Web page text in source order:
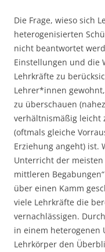
Die Frage, wieso sich
heterogenisierten
nicht beantwortet
Einstellungen und die
Lehrkräfte zu
Lehrer*innen
zu überschauen
verhältnismäßig leicht
(oftmals gleiche
Erziehung angeht) ist.
Unterricht der
mittleren
über einen Kamm
viele Lehrkräfte die
vernachlässigen.
in einem heterogenen
Lehrkörper den